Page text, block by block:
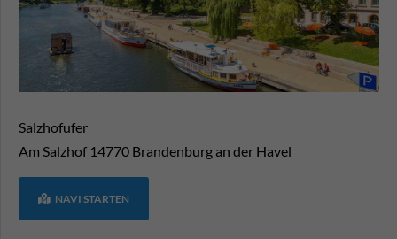
Salzhofufer
Am Salzhof 14770 Brandenburg an der Havel
NAVI STARTEN